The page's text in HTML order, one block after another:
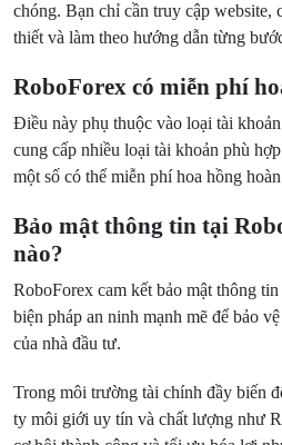
chóng. Bạn chỉ cần truy cập website,
thiết và làm theo hướng dẫn từng
RoboForex có miễn phí
Điều này phụ thuộc vào loại tài
cung cấp nhiều loại tài khoản phù
một số có thể miễn phí hoa hồng
Bảo mật thông tin tại
nào?
RoboForex cam kết bảo mật thông
biện pháp an ninh mạnh mẽ để bảo
của nhà đầu tư.
Trong môi trường tài chính đầy biến
ty môi giới uy tín và chất lượng như